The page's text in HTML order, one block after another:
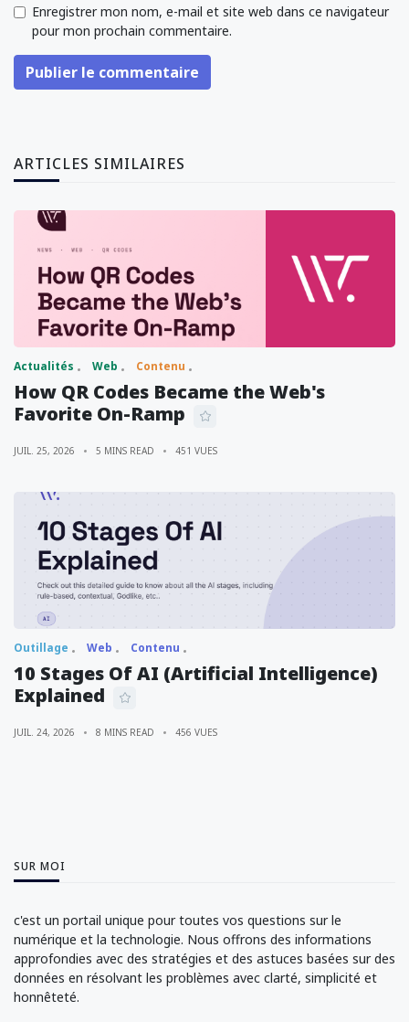
Enregistrer mon nom, e-mail et site web dans ce navigateur
pour mon prochain commentaire.
Publier le commentaire
ARTICLES SIMILAIRES
Actualités Web Contenu
How QR Codes Became the Web's
Favorite On-Ramp
JUIL. 25, 2026 5 MINS READ 451 VUES
Outillage Web Contenu
10 Stages Of AI (Artificial Intelligence)
Explained
JUIL. 24, 2026 8 MINS READ 456 VUES
SUR MOI
c'est un portail unique pour toutes vos questions sur le
numérique et la technologie. Nous offrons des informations
approfondies avec des stratégies et des astuces basées sur des
données en résolvant les problèmes avec clarté, simplicité et
honnêteté.